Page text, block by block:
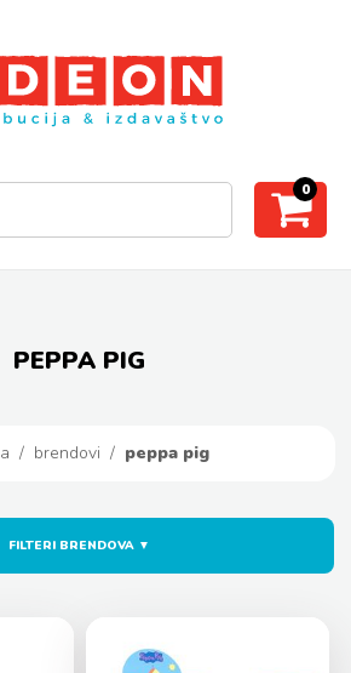
0
PEPPA PIG
/ brendovi / peppa pig
FILTERI BRENDOVA ▼